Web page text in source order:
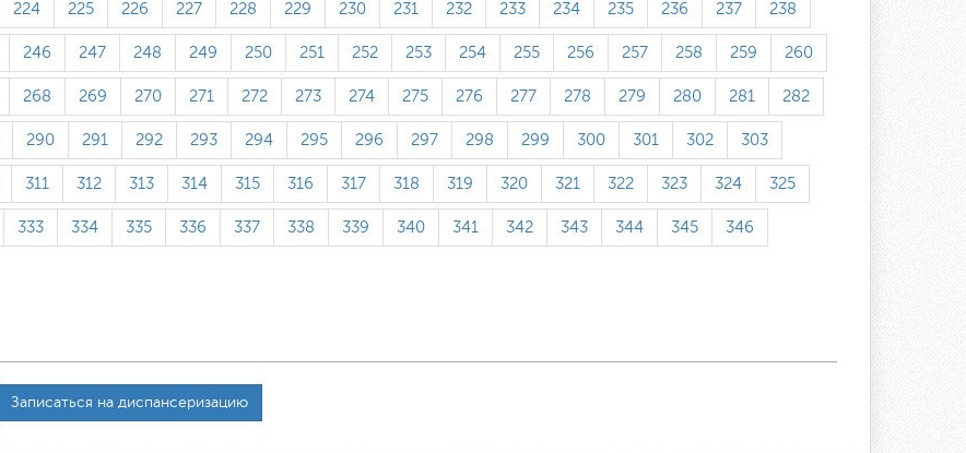
224 225 226 227 228 229 230 231 232 233 234 235 236 237 238
246 247 248 249 250 251 252 253 254 255 256 257 258 259 260
268 269 270 271 272 273 274 275 276 277 278 279 280 281 282
290 291 292 293 294 295 296 297 298 299 300 301 302 303
311 312 313 314 315 316 317 318 319 320 321 322 323 324 325
333 334 335 336 337 338 339 340 341 342 343 344 345 346
Записаться на диспансеризацию